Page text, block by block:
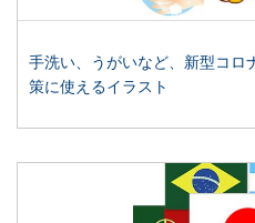
手洗い、うがいなど、新型コロ
策に使えるイラスト